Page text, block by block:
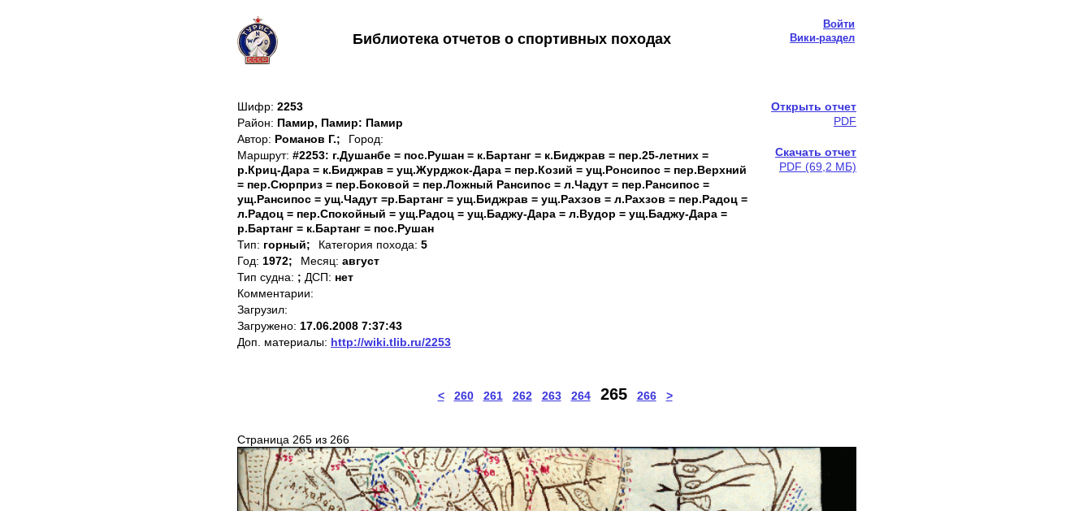
Войти
Библиотека отчетов о спортивных походах Вики-раздел
Шифр: 2253
Район: Памир, Памир: Памир
Автор: Романов Г.;
Город:
Маршрут: #2253: г.Душанбе = пос.Рушан = к.Бартанг = к.Биджрав = пер.25-летних =
р.Криц-Дара = к.Биджрав = ущ.Журджок-Дара = пер.Козий = ущ.Ронсипос = пер.Верхний
= пер.Сюрприз = пер.Боковой = пер.Ложный Рансипос = л.Чадут = пер.Рансипос =
ущ.Рансипос = ущ.Чадут =р.Бартанг = ущ.Биджрав = ущ.Рахзов = л.Рахзов = пер.Радоц =
л.Радоц = пер.Спокойный = ущ.Радоц = ущ.Баджу-Дара = л.Вудор = ущ.Баджу-Дара =
р.Бартанг = к.Бартанг = пос.Рушан
Тип: горный; Категория похода: 5
Год: 1972; Месяц: август
Тип судна: ; ДСП: нет
Комментарии:
Загрузил:
Загружено: 17.06.2008 7:37:43
Доп. материалы: http://wiki.tlib.ru/2253
Открыть отчет
PDF
Скачать отчет
PDF (69,2 МБ)
< 260 261 262 263 264 265 266 >
Страница 265 из 266